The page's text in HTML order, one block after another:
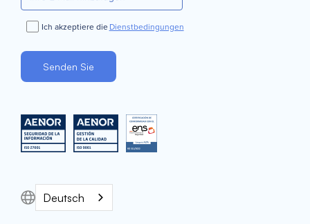
Ich akzeptiere dieDienstbedingungen
Deutsch